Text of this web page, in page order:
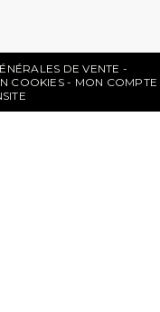
DE VENTE
COOKIES
MON COMPTE